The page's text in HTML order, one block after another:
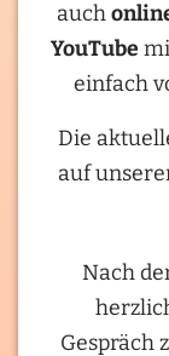
auch
YouTube
einfach
Die
auf
Nach
Gespräch